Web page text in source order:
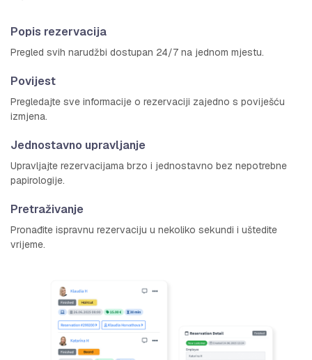
Popis rezervacija
Pregled svih narudžbi dostupan 24/7 na jednom mjestu.
Povijest
Pregledajte sve informacije o rezervaciji zajedno s poviješću
izmjena.
Jednostavno upravljanje
Upravljajte rezervacijama brzo i jednostavno bez nepotrebne
papirologije.
Pretraživanje
Pronađite ispravnu rezervaciju u nekoliko sekundi i uštedite
vrijeme.